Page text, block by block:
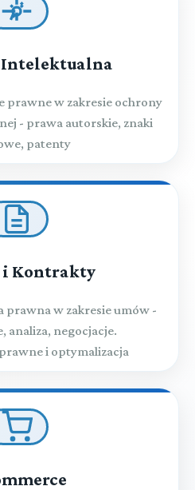
Intelektualna
prawne w zakresie ochrony
- prawa autorskie, znaki
patenty
i Kontrakty
prawna w zakresie umów -
analiza, negocjacje.
i optymalizacja